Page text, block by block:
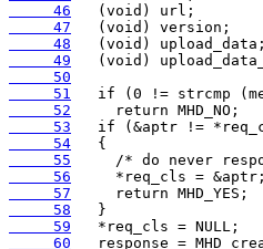
     46
     47
     48
     49
     50
     51
     52
     53
     54
     55
     56
     57
     58
     59
     60